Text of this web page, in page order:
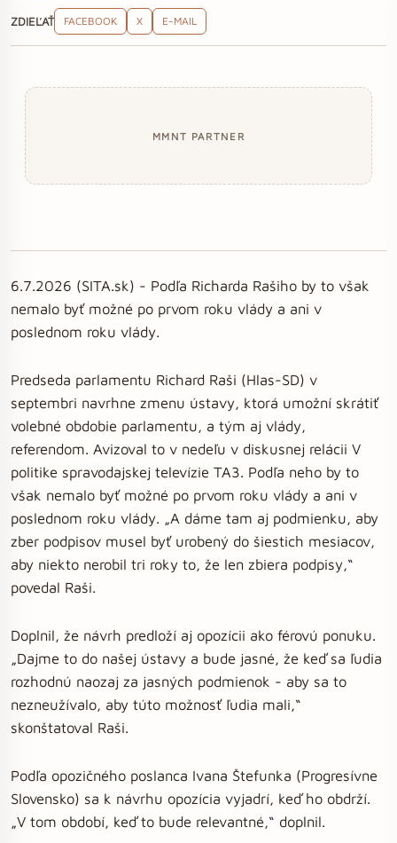
ZDIEĽAŤ FACEBOOK X E-MAIL
MMNT PARTNER
6.7.2026 (SITA.sk) - Podľa Richarda Rašiho by to však
nemalo byť možné po prvom roku vlády a ani v
poslednom roku vlády.
Predseda parlamentu Richard Raši (Hlas-SD) v
septembri navrhne zmenu ústavy, ktorá umožní skrátiť
volebné obdobie parlamentu, a tým aj vlády,
referendom. Avizoval to v nedeľu v diskusnej relácii V
politike spravodajskej televízie TA3. Podľa neho by to
však nemalo byť možné po prvom roku vlády a ani v
poslednom roku vlády. „A dáme tam aj podmienku, aby
zber podpisov musel byť urobený do šiestich mesiacov,
aby niekto nerobil tri roky to, že len zbiera podpisy,“
povedal Raši.
Doplnil, že návrh predloží aj opozícii ako férovú ponuku.
„Dajme to do našej ústavy a bude jasné, že keď sa ľudia
rozhodnú naozaj za jasných podmienok - aby sa to
nezneužívalo, aby túto možnosť ľudia mali,“
skonštatoval Raši.
Podľa opozičného poslanca Ivana Štefunka (Progresívne
Slovensko) sa k návrhu opozícia vyjadrí, keď ho obdrží.
„V tom období, keď to bude relevantné,“ doplnil.